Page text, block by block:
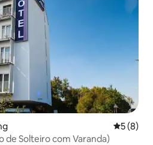
5 de
5 (8)
de Solteiro com Varanda)